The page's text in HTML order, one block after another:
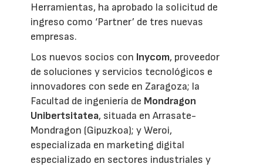
Herramientas, ha aprobado la solicitud de
ingreso como ‘Partner’ de tres nuevas
empresas.
Los nuevos socios con Inycom, proveedor
de soluciones y servicios tecnológicos e
innovadores con sede en Zaragoza; la
Facultad de ingeniería de Mondragon
Unibertsitatea, situada en Arrasate-
Mondragon (Gipuzkoa); y Weroi,
especializada en marketing digital
especializado en sectores industriales y